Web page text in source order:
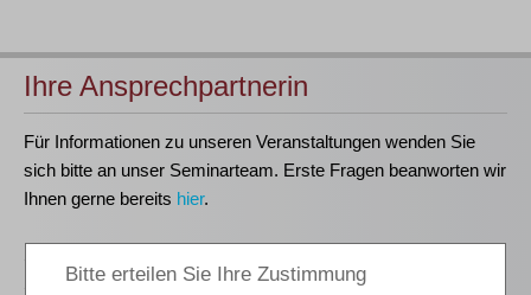
Ihre Ansprechpartnerin
Für Informationen zu unseren Veranstaltungen wenden Sie
sich bitte an unser Seminarteam. Erste Fragen beanworten wir
Ihnen gerne bereits hier.
Seminarorganisation